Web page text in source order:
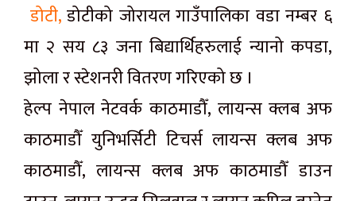
डोटी,डोटीको जोरायल गाउँपालिका वडा नम्बर ६
मा २ सय ८३ जना बिद्यार्थिहरुलाई न्यानो कपडा,
झोला र स्टेशनरी वितरण गरिएको छ ।
हेल्प नेपाल नेटवर्क काठमाडौँ, लायन्स क्लब अफ
काठमाडौँ युनिभर्सिटी टिचर्स लायन्स क्लब अफ
काठमाडौँ, लायन्स क्लब अफ काठमाडौँ डाउन